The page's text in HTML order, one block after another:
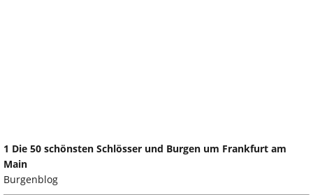
1 Die 50 schönsten Schlösser und Burgen um Frankfurt am
Main
Burgenblog